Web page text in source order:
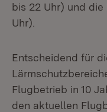
bis 22 Uhr) und
Uhr).
Entscheidend für
Flugbetrieb in 10
den aktuellen